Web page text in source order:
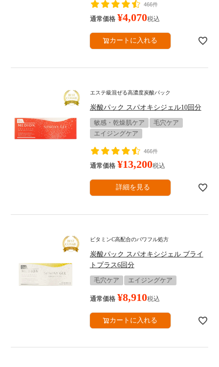
466件
通常価格 ¥4,070税込
カートに入れる
エステ級混ぜる高濃度炭酸パック
炭酸パック スパオキシジェル10回分
敏感・乾燥肌ケア
毛穴ケア
エイジングケア
466件
通常価格 ¥13,200税込
詳細を見る
ビタミンC高配合のパワフル処方
炭酸パック スパオキシジェル ブライ
トプラス6回分
毛穴ケア エイジングケア
通常価格 ¥8,910税込
カートに入れる